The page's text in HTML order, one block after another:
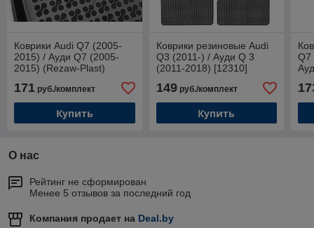
Коврики Audi Q7 (2005-
2015) / Ауди Q7 (2005-
2015) (Rezaw-Plast)
171 руб./комплект
Купить
Коврики резиновые Audi
Q3 (2011-) / Ауди Q 3
(2011-2018) [12310]
149руб./комплект
Купить
Q7
О нас
Рейтинг не сформирован
Менее 5 отзывов за последний год
Компания продает на Deal.by